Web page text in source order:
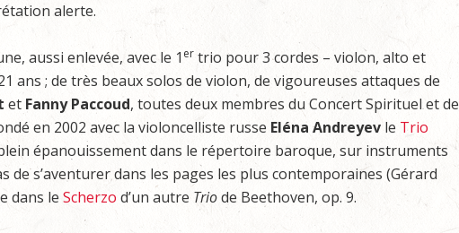
alerte.
aussi enlevée, avec le 1 er trio pour 3 cordes – violon, alto et
ans ; de très beaux solos de violon, de vigoureuses attaques de
et Fanny Paccoud, toutes deux membres du Concert Spirituel et de
en 2002 avec la violoncelliste russe Eléna Andreyev le Trio
épanouissement dans le répertoire baroque, sur instruments
de s’aventurer dans les pages les plus contemporaines (Gérard
dans le Scherzo d’un autre Triode Beethoven, op. 9.